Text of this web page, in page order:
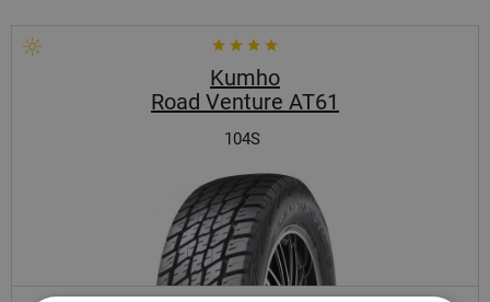
Kumho
Road Venture AT61
104S